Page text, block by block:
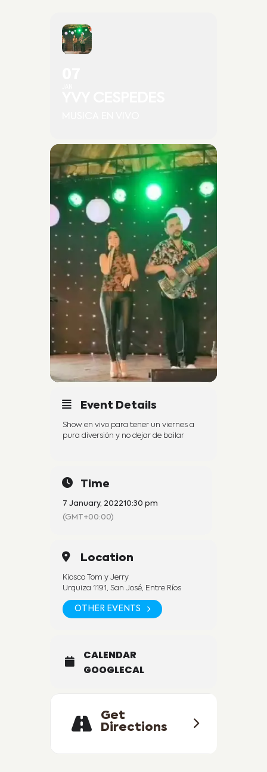
Event Details
Show en vivo para tener un viernes a
pura diversión y no dejar de bailar
Time
7 January, 202210:30 pm
(GMT+00:00)
Location
Kiosco Tom y Jerry
Urquiza 1191, San José, Entre Ríos
OTHER EVENTS
CALENDAR
GOOGLECAL
Get
Directions